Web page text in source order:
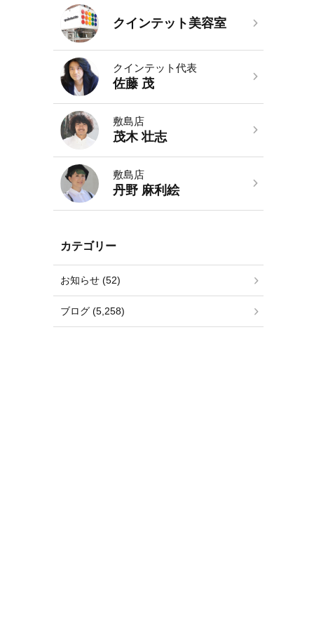
クインテット美容室
クインテット代表
佐藤 茂
敷島店
茂木 壮志
敷島店
丹野 麻利絵
カテゴリー
お知らせ (52)
ブログ (5,258)